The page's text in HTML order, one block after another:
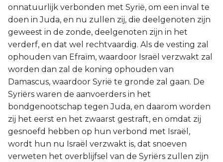
onnatuurlijk verbonden met Syrië, om een inval te
doen in Juda, en nu zullen zij, die deelgenoten zijn
geweest in de zonde, deelgenoten zijn in het
verderf, en dat wel rechtvaardig. Als de vesting zal
ophouden van Efraïm, waardoor Israël verzwakt zal
worden dan zal de koning ophouden van
Damascus, waardoor Syrië te gronde zal gaan. De
Syriërs waren de aanvoerders in het
bondgenootschap tegen Juda, en daarom worden
zij het eerst en het zwaarst gestraft, en omdat zij
gesnoefd hebben op hun verbond met Israël,
wordt hun nu Israël verzwakt is, dat snoeven
verweten het overblijfsel van de Syriërs zullen zijn